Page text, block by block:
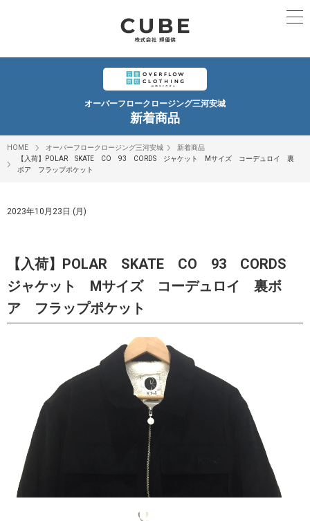
オーバーフロークロージング三河安城
新着商品
HOME オーバーフロークロージング三河安城
新着商品
【入荷】POLAR SKATE CO 93 CORDS ジャケット Mサイズ コーデュロイ 裏
ボア フラップポケット
2023年10月23日 (月)
【入荷】POLAR SKATE CO 93 CORDS
ジャケット Mサイズ コーデュロイ 裏ボ
ア フラップポケット